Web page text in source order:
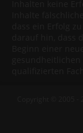
Beginn einer
Copyright © 2005 -